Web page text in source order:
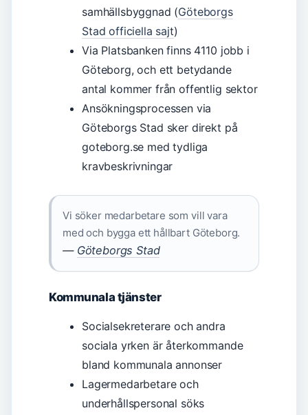
samhällsbyggnad (Göteborgs
Stad officiella sajt)
Via Platsbanken finns 4110 jobb i
Göteborg, och ett betydande
antal kommer från offentlig sektor
Ansökningsprocessen via
Göteborgs Stad sker direkt på
goteborg.se med tydliga
kravbeskrivningar
Vi söker medarbetare som vill vara
med och bygga ett hållbart Göteborg.
— Göteborgs Stad
Kommunala tjänster
Socialsekreterare och andra
sociala yrken är återkommande
bland kommunala annonser
Lagermedarbetare och
underhållspersonal söks